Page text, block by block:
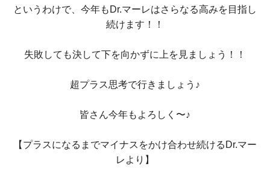
というわけで、今年もDr.マーレはさらなる高みを目指し
続けます！！
失敗しても決して下を向かずに上を見ましょう！！
超プラス思考で行きましょう♪
皆さん今年もよろしく〜♪
【プラスになるまでマイナスをかけ合わせ続けるDr.マー
レより】